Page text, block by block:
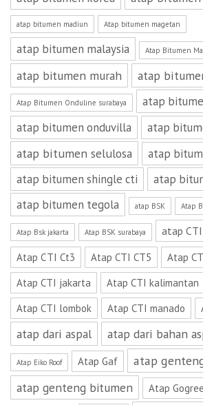
atap bitumen madiun Atap bitumen magetan
atap bitumen malaysia Atap Bitumen
atap bitumen murah atap
Atap Bitumen Onduline surabaya
atap
atap bitumen onduvilla
atap
atap bitumen selulosa
atap
atap bitumen shingle cti
atap
atap bitumen tegola
atap BSK Atap
Atap Bsk jakarta Atap BSK surabaya atap CTI
Atap CTI Ct3
Atap CTI CT5
Atap
Atap CTI jakarta
Atap CTI kalimantan
Atap CTI lombok
Atap CTI manado
atap dari aspal atap dari bahan
Atap Eiko Roof Atap Gaf
atap
atap genteng bitumen
Atap